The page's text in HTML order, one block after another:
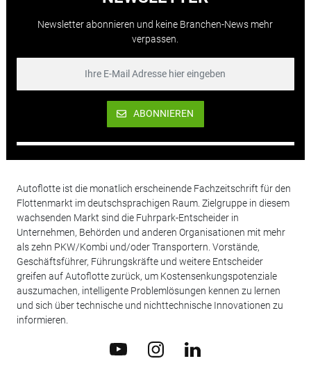
Newsletter abonnieren und keine Branchen-News mehr
verpassen.
ABONNIEREN
Autoflotte ist die monatlich erscheinende Fachzeitschrift für den
Flottenmarkt im deutschsprachigen Raum. Zielgruppe in diesem
wachsenden Markt sind die Fuhrpark-Entscheider in
Unternehmen, Behörden und anderen Organisationen mit mehr
als zehn PKW/Kombi und/oder Transportern. Vorstände,
Geschäftsführer, Führungskräfte und weitere Entscheider
greifen auf Autoflotte zurück, um Kostensenkungspotenziale
auszumachen, intelligente Problemlösungen kennen zu lernen
und sich über technische und nichttechnische Innovationen zu
informieren.